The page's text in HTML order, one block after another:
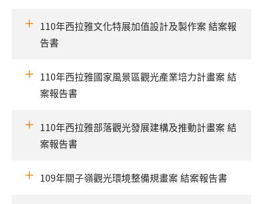
110年西拉雅文化特展加值設計及製作案 結案報
告書
110年西拉雅國家風景區觀光產業培力計畫案 結
案報告書
110年西拉雅部落觀光發展建構及推動計畫案 結
案報告書
109年關子嶺觀光環境整備規畫案 結案報告書